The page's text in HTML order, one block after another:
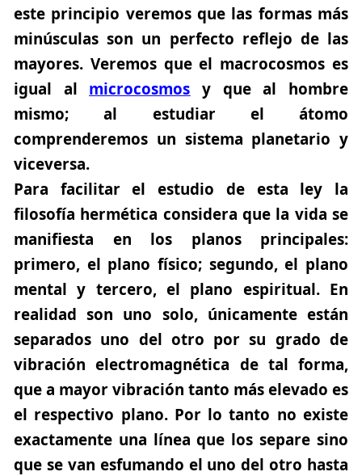
este principio veremos que las formas más
minúsculas son un perfecto reflejo de las
mayores. Veremos que el macrocosmos es
igual al microcosmos y que al hombre
mismo; al estudiar el átomo
comprenderemos un sistema planetario y
viceversa.
Para facilitar el estudio de esta ley la
filosofía hermética considera que la vida se
manifiesta en los planos principales:
primero, el plano físico; segundo, el plano
mental y tercero, el plano espiritual. En
realidad son uno solo, únicamente están
separados uno del otro por su grado de
vibración electromagnética de tal forma,
que a mayor vibración tanto más elevado es
el respectivo plano. Por lo tanto no existe
exactamente una línea que los separe sino
que se van esfumando el uno del otro hasta